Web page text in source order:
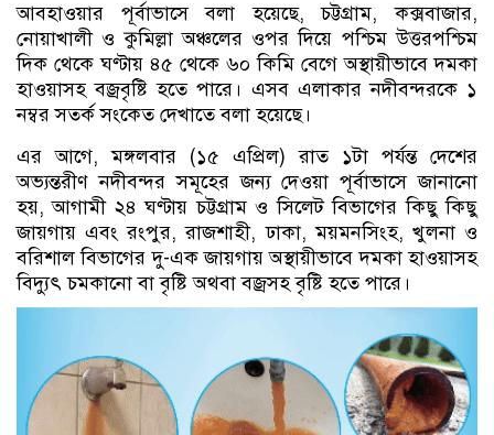
আবহাওয়ার পূর্বাভাসে বলা হয়েছে, চট্টগ্রাম, কক্সবাজার,
নোয়াখালী ও কুমিল্লা অঞ্চলের ওপর দিয়ে পশ্চিম উত্তরপশ্চিম
দিক থেকে ঘণ্টায় ৪৫ থেকে ৬০ কিমি বেগে অস্থায়ীভাবে দমকা
হাওয়াসহ বজ্রবৃষ্টি হতে পারে। এসব এলাকার নদীবন্দরকে ১
নম্বর সতর্ক সংকেত দেখাতে বলা হয়েছে।
এর আগে, মঙ্গলবার (১৫ এপ্রিল) রাত ১টা পর্যন্ত দেশের
অভ্যন্তরীণ নদীবন্দর সমূহের জন্য দেওয়া পূর্বাভাসে জানানো
হয়, আগামী ২৪ ঘণ্টায় চট্টগ্রাম ও সিলেট বিভাগের কিছু কিছু
জায়গায় এবং রংপুর, রাজশাহী, ঢাকা, ময়মনসিংহ, খুলনা ও
বরিশাল বিভাগের দু-এক জায়গায় অস্থায়ীভাবে দমকা হাওয়াসহ
বিদ্যুৎ চমকানো বা বৃষ্টি অথবা বজ্রসহ বৃষ্টি হতে পারে।